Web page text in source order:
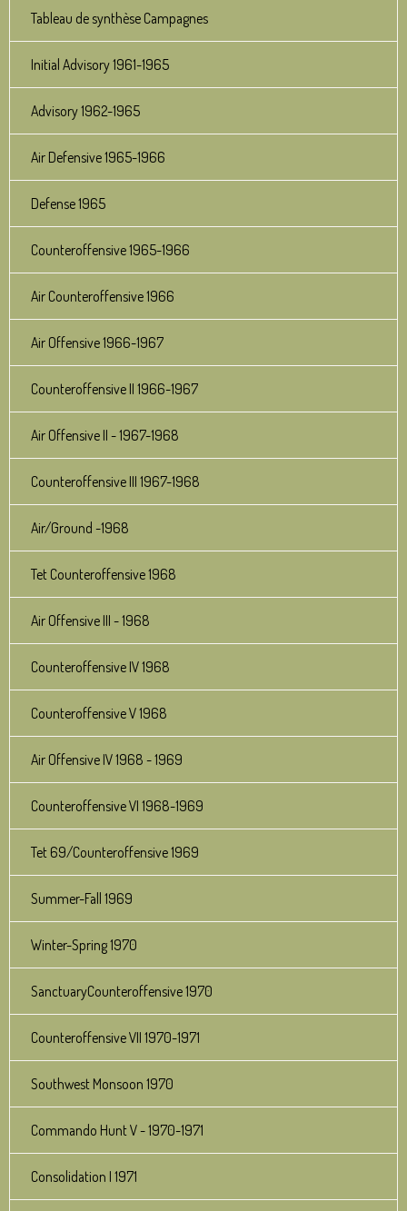
Tableau de synthèse Campagnes
Initial Advisory 1961-1965
Advisory 1962-1965
Air Defensive 1965-1966
Defense 1965
Counteroffensive 1965-1966
Air Counteroffensive 1966
Air Offensive 1966-1967
Counteroffensive II 1966-1967
Air Offensive II - 1967-1968
Counteroffensive III 1967-1968
Air/Ground -1968
Tet Counteroffensive 1968
Air Offensive III - 1968
Counteroffensive IV 1968
Counteroffensive V 1968
Air Offensive IV 1968 - 1969
Counteroffensive VI 1968-1969
Tet 69/Counteroffensive 1969
Summer-Fall 1969
Winter-Spring 1970
SanctuaryCounteroffensive 1970
Counteroffensive VII 1970-1971
Southwest Monsoon 1970
Commando Hunt V - 1970-1971
Consolidation I 1971